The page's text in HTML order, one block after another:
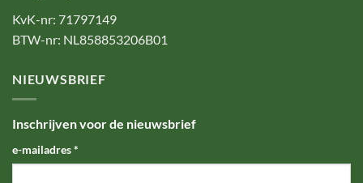
KvK-nr: 71797149
BTW-nr: NL858853206B01
NIEUWSBRIEF
Inschrijven voor de nieuwsbrief
e-mailadres*